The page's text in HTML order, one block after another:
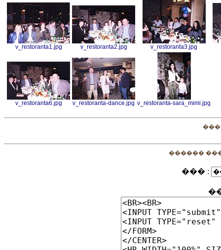
v_restoranta1.jpg v_restoranta2.jpg v_restoranta3.jpg
v_restoranta6.jpg v_restoranta-dance.jpg v_restoranta-sara_mimi.jpg
������
��� :